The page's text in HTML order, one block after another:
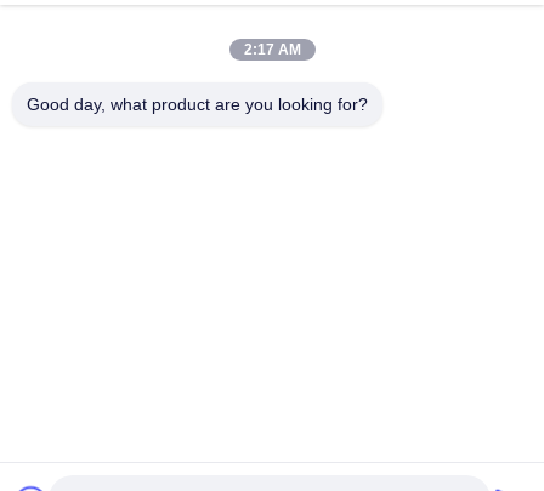
Tentang Kami
Tur Pabrik
Kontrol Kualitas
2:17 AM
Good day, what product are you looking for?